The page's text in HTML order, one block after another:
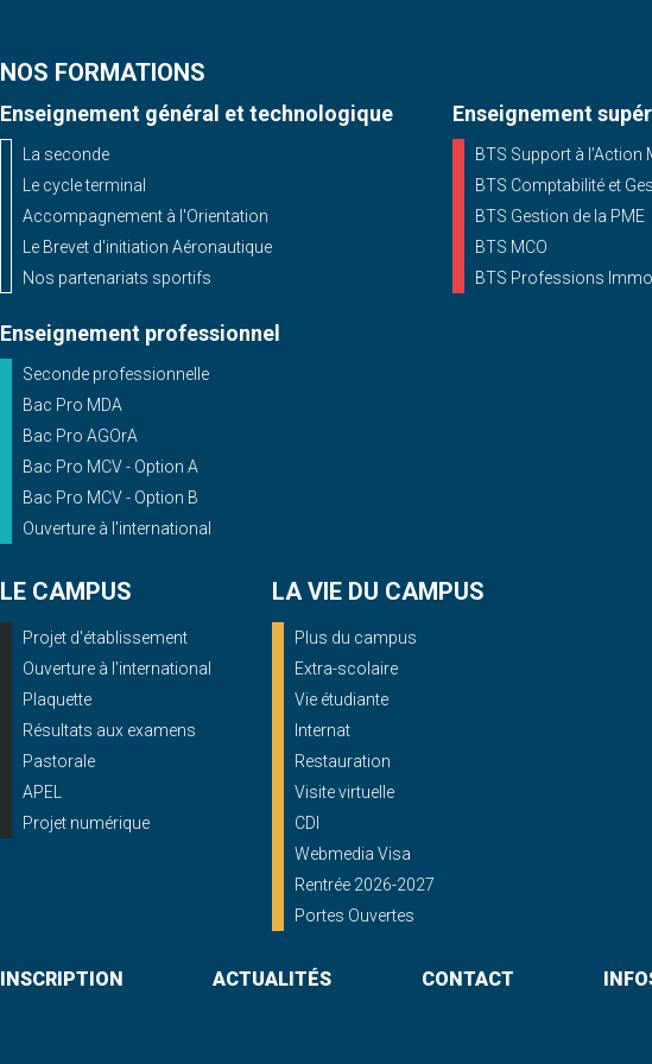
NOS FORMATIONS
Enseignement général et technologique
La seconde
Le cycle terminal
Accompagnement à l'Orientation
Le Brevet d'initiation Aéronautique
Nos partenariats sportifs
Enseignement professionnel
Seconde professionnelle
Bac Pro MDA
Bac Pro AGOrA
Bac Pro MCV - Option A
Bac Pro MCV - Option B
Ouverture à l'international
Enseignement
BTS Support à l’Action
BTS Comptabilité et
BTS Gestion de la PME
BTS MCO
BTS Professions
LE CAMPUS
Projet d'établissement
Ouverture à l'international
Plaquette
Résultats aux examens
Pastorale
APEL
Projet numérique
LA VIE DU CAMPUS
Plus du campus
Extra-scolaire
Vie étudiante
Internat
Restauration
Visite virtuelle
CDI
Webmedia Visa
Rentrée 2026-2027
Portes Ouvertes
INSCRIPTION ACTUALITÉS CONTACT